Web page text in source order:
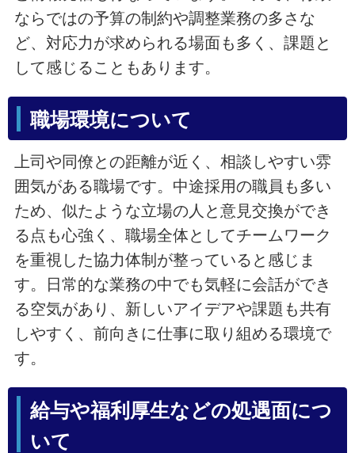
ならではの予算の制約や調整業務の多さな
ど、対応力が求められる場面も多く、課題と
して感じることもあります。
職場環境について
上司や同僚との距離が近く、相談しやすい雰
囲気がある職場です。中途採用の職員も多い
ため、似たような立場の人と意見交換ができ
る点も心強く、職場全体としてチームワーク
を重視した協力体制が整っていると感じま
す。日常的な業務の中でも気軽に会話ができ
る空気があり、新しいアイデアや課題も共有
しやすく、前向きに仕事に取り組める環境で
す。
給与や福利厚生などの処遇面につ
いて